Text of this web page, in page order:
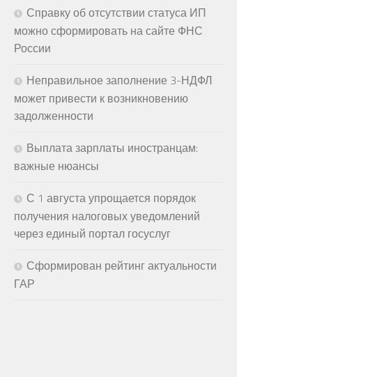
Справку об отсутствии статуса ИП
можно сформировать на сайте ФНС
России
Неправильное заполнение 3-НДФЛ
может привести к возникновению
задолженности
Выплата зарплаты иностранцам:
важные нюансы
С 1 августа упрощается порядок
получения налоговых уведомлений
через единый портал госуслуг
Сформирован рейтинг актуальности
ГАР